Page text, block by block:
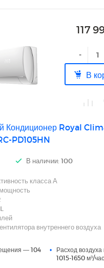
117
-
В
Кондиционер Royal
PD105HN
В наличии: 100
класса А
внутреннего воздуха
уровень шума от 21.5 дБ(А)
режим ECO
— 104
•
Расход
1015-1650 м³/час